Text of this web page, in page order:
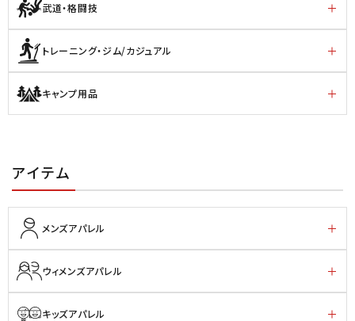
武道・格闘技
トレーニング・ジム/カジュアル
キャンプ用品
アイテム
メンズアパレル
ウィメンズアパレル
キッズアパレル